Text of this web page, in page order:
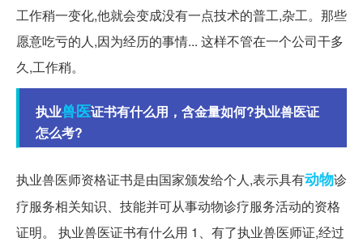
工作稍一变化,他就会变成没有一点技术的普工,杂工。那些
愿意吃亏的人,因为经历的事情... 这样不管在一个公司干多
久,工作稍。
执业兽医证书有什么用，含金量如何?执业兽医证
怎么考?
执业兽医师资格证书是由国家颁发给个人,表示具有动物诊
疗服务相关知识、技能并可从事动物诊疗服务活动的资格
证明。 执业兽医证书有什么用 1、有了执业兽医师证,经过